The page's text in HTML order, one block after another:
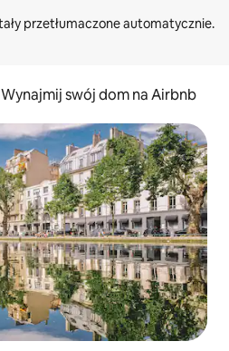
Wynajmij swój dom na Airbnb